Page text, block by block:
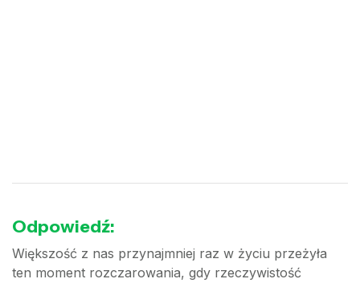
Odpowiedź:
Większość z nas przynajmniej raz w życiu przeżyła
ten moment rozczarowania, gdy rzeczywistość